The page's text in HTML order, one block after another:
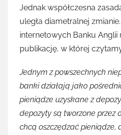
Jednak współczesna
uległa diametralnej
internetowych Banku Anglii
publikację, w której
Jednym z powszechnych
banki działają jako
pieniądze uzyskane z
depozyty są tworzone przez
chcą oszczędzać pieniądze,